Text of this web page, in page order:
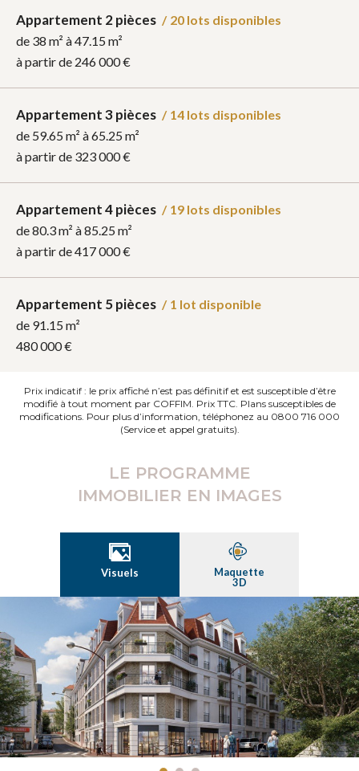
Appartement 2 pièces / 20 lots disponibles
de 38 m² à 47.15 m²
à partir de 246 000 €
Appartement 3 pièces / 14 lots disponibles
de 59.65 m² à 65.25 m²
à partir de 323 000 €
Appartement 4 pièces / 19 lots disponibles
de 80.3 m² à 85.25 m²
à partir de417 000 €
Appartement 5 pièces / 1 lot disponible
de 91.15 m²
480 000 €
Prix indicatif : le prix affiché n’est pas définitif et est susceptible d’être
modifié à tout moment par COFFIM. Prix TTC. Plans susceptibles de
modifications. Pour plus d’information, téléphonez au 0800 716 000
(Service et appel gratuits).
LE PROGRAMME
IMMOBILIER EN IMAGES
Visuels
Maquette
3D